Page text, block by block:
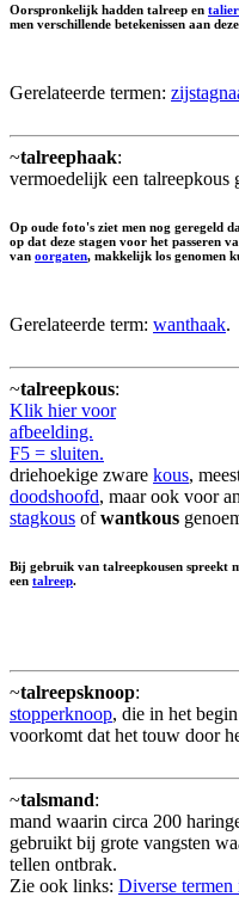
Oorspronkelijk hadden talreep en
men verschillende betekenissen aan
Gerelateerde termen:
~talreephaak:
vermoedelijk een talreepkous
Op oude foto's ziet men nog geregeld
op dat deze stagen voor het passeren
van oorgaten, makkelijk los genomen
Gerelateerde term: wanthaak.
~talreepkous:
Klik hier voor
afbeelding.
F5 = sluiten.
driehoekige zware kous,
doodshoofd, maar ook voor
stagkous ofwantkous
Bij gebruik van talreepkousen spreekt
een talreep.
~talreepsknoop:
stopperknoop, die in het
voorkomt dat het touw door
~talsmand:
mand waarin circa 200
gebruikt bij grote vangsten
tellen ontbrak.
Zie ook links: Diverse termen